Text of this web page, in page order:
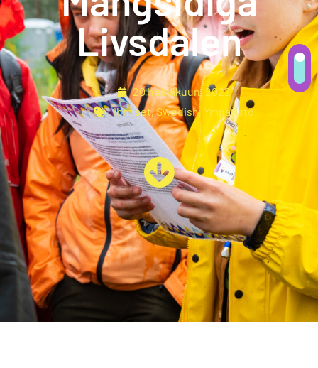
Livsdalen
20 heinäkuun, 2022
Ihmiset,Swedish, Ympäristö